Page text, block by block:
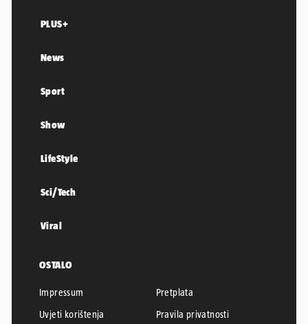
PLUS+
News
Sport
Show
LifeStyle
Sci/Tech
Viral
OSTALO
Impressum
Pretplata
Uvjeti korištenja
Pravila privatnosti